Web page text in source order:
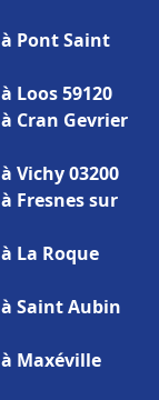
Pont Saint
Loos 59120
Cran Gevrier
Vichy 03200
Fresnes sur
La Roque
Saint Aubin
Maxéville